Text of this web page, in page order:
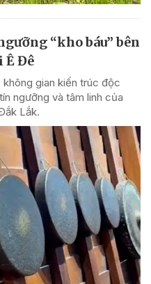
“kho báu” bên
Ê Đê
gian kiến trúc độc
ngưỡng và tâm linh của
Lắk.